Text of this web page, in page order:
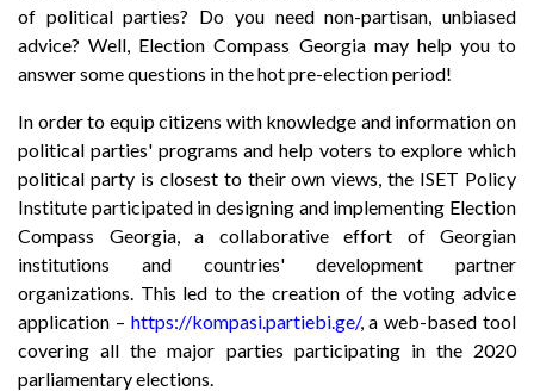
of political parties? Do you need non-partisan, unbiased
advice? Well, Election Compass Georgia may help you to
answer some questions in the hot pre-election period!
In order to equip citizens with knowledge and information on
political parties' programs and help voters to explore which
political party is closest to their own views, the ISET Policy
Institute participated in designing and implementing Election
Compass Georgia, a collaborative effort of Georgian
institutions and countries' development partner
organizations. This led to the creation of the voting advice
application – https://kompasi.partiebi.ge/, a web-based tool
covering all the major parties participating in the 2020
parliamentary elections.